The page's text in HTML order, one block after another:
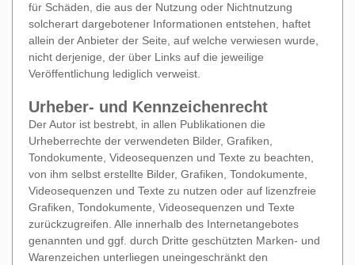
für Schäden, die aus der Nutzung oder Nichtnutzung
solcherart dargebotener Informationen entstehen, haftet
allein der Anbieter der Seite, auf welche verwiesen wurde,
nicht derjenige, der über Links auf die jeweilige
Veröffentlichung lediglich verweist.
Urheber- und Kennzeichenrecht
Der Autor ist bestrebt, in allen Publikationen die
Urheberrechte der verwendeten Bilder, Grafiken,
Tondokumente, Videosequenzen und Texte zu beachten,
von ihm selbst erstellte Bilder, Grafiken, Tondokumente,
Videosequenzen und Texte zu nutzen oder auf lizenzfreie
Grafiken, Tondokumente, Videosequenzen und Texte
zurückzugreifen. Alle innerhalb des Internetangebotes
genannten und ggf. durch Dritte geschützten Marken- und
Warenzeichen unterliegen uneingeschränkt den